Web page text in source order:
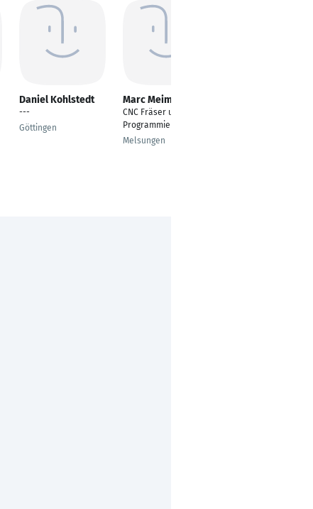
Daniel Kohlstedt
---
Göttingen
Marc Meimbresse
CNC Fräser und
Programmierer
Melsungen